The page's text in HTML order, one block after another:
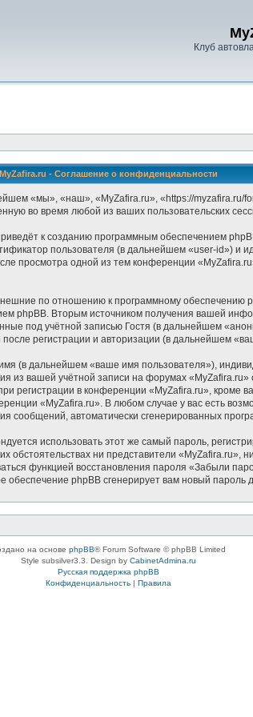
Клуб
MyZafira.ru - Соглашение о конфиденциальности
«мы», «наш», «MyZafira.ru», «https://
во время любой из ваших пользовательских
к созданию программным обеспечением
пользователя (в дальнейшем «user-id») и
просмотра одной из тем конференции
по отношению к программному обеспечению
phpBB. Вторым источником получения вашей
под учётной записью Гостя (в дальнейшем
регистрации и авторизации (в дальнейшем
(в дальнейшем «ваше имя пользователя»),
вашей учётной записи на форумах
регистрации в конференции «MyZafira.ru», кроме
«MyZafira.ru». В любом случае у вас есть
сообщений, автоматически сгенерированных
использовать этот же самый пароль,
обстоятельствах ни представители
функцией восстановления пароля «Забыли
phpBB сгенерирует вам новый пароль
на основе phpBB® Forum Software © phpBB Limited
Style subsilver3.3. Design by CabinetAdmina.ru
Русская поддержка phpBB
Конфиденциальность| Правила